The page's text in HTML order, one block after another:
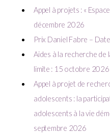
Appel à projets : «
décembre 2026
Prix Daniel Fabre –
Aides à la recherche de
limite : 15 octobre 2026
Appel à projet de
adolescents : la
adolescents à la vie
septembre 2026